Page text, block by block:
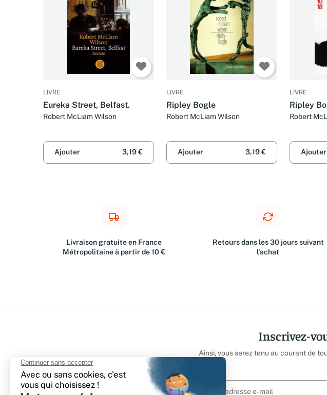
LIVRE
Eureka Street, Belfast.
Robert McLiam Wilson
Ajouter 3,19 €
LIVRE
Ripley Bogle
Robert McLiam Wilson
Ajouter 3,19 €
LIVRE
Ripley
Robert
Ajouter
Livraison gratuite en France
Métropolitaine à partir de 10 €
Retours dans les 30 jours suivant
l'achat
Inscrivez-
Ainsi, vous serez tenu au courant de